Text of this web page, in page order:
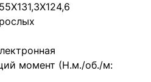
момент (Н.м./об./м: